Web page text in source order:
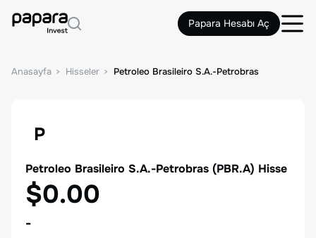
Papara Hesabı Aç
Anasayfa Hisseler Petroleo Brasileiro S.A.-Petrobras
P
Petroleo Brasileiro S.A.-Petrobras (PBR.A) Hisse
$0.00
-